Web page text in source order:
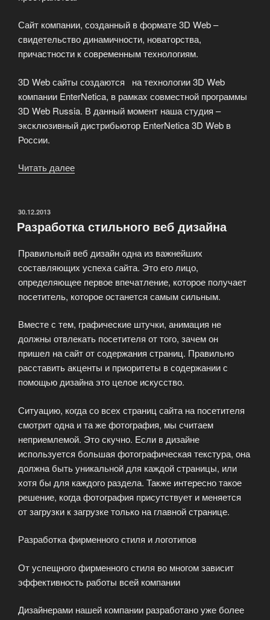
Сайт компании, созданный в формате 3D Web –
свидетельство динамичности, новаторства,
причастности к современным технологиям.
3D Web сайты создаются на технологии 3D Web
компании EnterNetica, в рамках совместной программы
3D Web Russia. В данный момент наша студия –
эксклюзивный дистрибьютор EnterNetica 3D Web в
России.
Читать далее
ОПУБЛИКОВАНО
30.12.2013
Разработка стильного веб дизайна
Правильный веб дизайн одна из важнейших
составляющих успеха сайта. Это его лицо,
определяющее первое впечатление, которое получает
посетитель, которое останется самым сильным.
Вместе с тем, графические штучки, анимация не
должны отвлекать посетителя от того, зачем он
пришел на сайт от содержания страниц. Правильно
расставить акценты и приоритеты в содержании с
помощью дизайна это целое искусство.
Ситуацию, когда со всех страниц сайта на посетителя
смотрит одна и та же фотография, мы считаем
неприемлемой. Это скучно. Если в дизайне
используется большая фотографическая текстура, она
должна быть уникальной для каждой страницы, или
хотя бы для каждого раздела. Также интересно такое
решение, когда фотография присутствует и меняется
от загрузки к загрузке только на главной странице.
Разработка фирменного стиля и логотипов
От успещного фирменного стиля во многом зависит
эффективность работы всей компании
Дизайнерами нашей компании разработано уже более